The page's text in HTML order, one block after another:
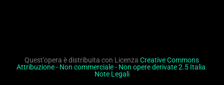
Quest'opera è distribuita con LicenzaCreative Commons
Attribuzione - Non commerciale - Non opere derivate 2.5 Italia.
Note Legali